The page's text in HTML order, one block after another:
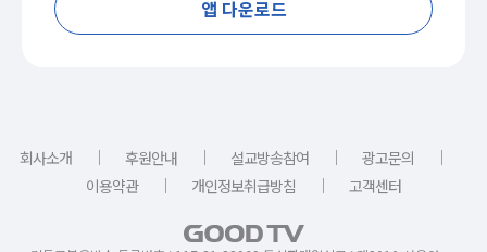
앱 다운로드
회사소개 ｜ 후원안내 ｜ 설교방송참여 ｜ 광고문의
｜
이용약관
｜ 개인정보취급방침 ｜ 고객센터